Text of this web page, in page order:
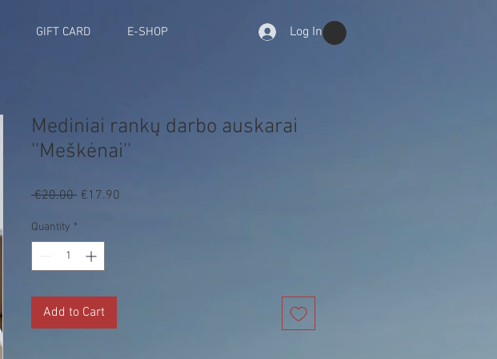
GIFT CARD E-SHOP Log In
Mediniai rankų darbo auskarai
''Meškėnai''
€20.00 Regular
€17.90
Quantity *
Add to Cart